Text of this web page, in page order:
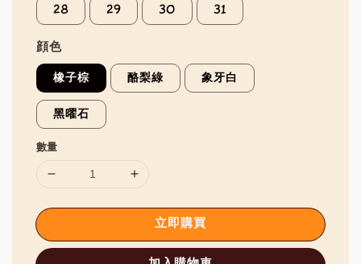
28 29 30 31
顔色
橡子棕 酪梨綠 象牙白
黑曜石
數量
立即購買